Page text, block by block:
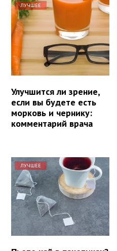
ЛУЧШЕЕ
Улучшится ли зрение,
если вы будете есть
морковь и чернику:
комментарий врача
ЛУЧШЕЕ